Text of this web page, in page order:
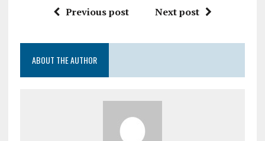
Previous post Next post
ABOUT THE AUTHOR